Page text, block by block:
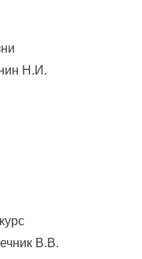
Н.И.
В.В.